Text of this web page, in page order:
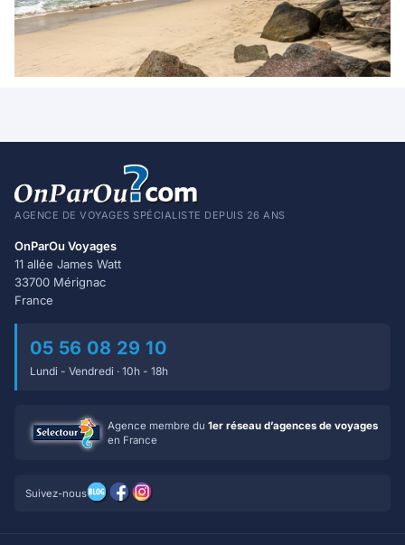
AGENCE DE VOYAGES SPÉCIALISTE DEPUIS 26 ANS
OnParOu Voyages
11 allée James Watt
33700 Mérignac
France
05 56 08 29 10
Lundi - Vendredi · 10h - 18h
Agence membre du 1er réseau d’agences de voyages
en France
Suivez-nous